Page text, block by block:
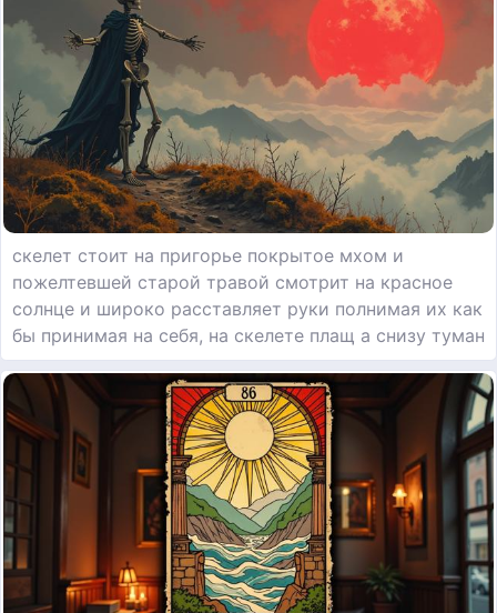
скелет стоит на пригорье покрытое мхом и
пожелтевшей старой травой смотрит на красное
солнце и широко расставляет руки полнимая их как
бы принимая на себя, на скелете плащ а снизу туман